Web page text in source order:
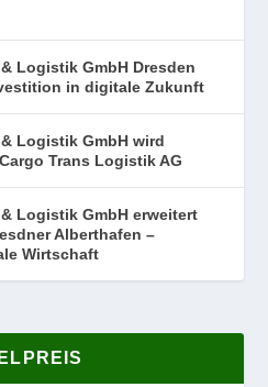
Logistik GmbH Dresden
in digitale Zukunft
Logistik GmbH wird
Trans Logistik AG
Logistik GmbH erweitert
Alberthafen –
Wirtschaft